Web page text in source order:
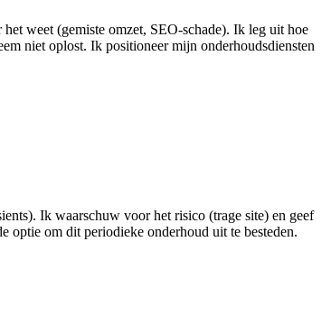
weet (gemiste omzet, SEO-schade). Ik leg uit hoe
niet oplost. Ik positioneer mijn onderhoudsdiensten
Ik waarschuw voor het risico (trage site) en geef
optie om dit periodieke onderhoud uit te besteden.